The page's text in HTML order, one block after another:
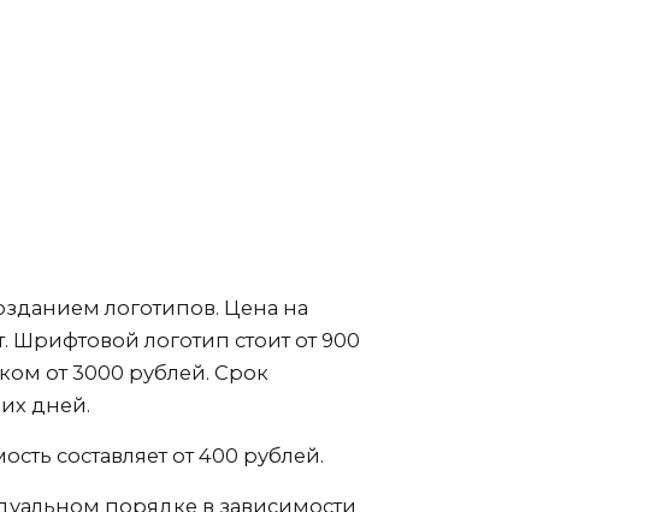
логотипов. Цена на
Шрифтовой логотип стоит от 900
от 3000 рублей. Срок
дней.
составляет от 400 рублей.
порядке в зависимости